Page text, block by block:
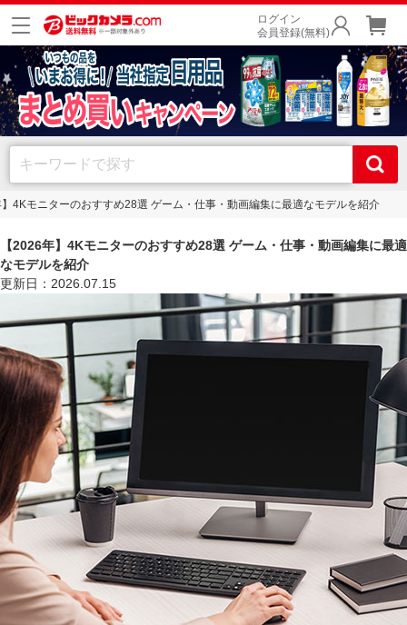
ログイン
会員登録(無料)
4Kモニターのおすすめ28選 ゲーム・仕事・動画編集に最適なモデルを紹介
【2026年】4Kモニターのおすすめ28選 ゲーム・仕事・動画編集に最適
なモデルを紹介
更新日：2026.07.15